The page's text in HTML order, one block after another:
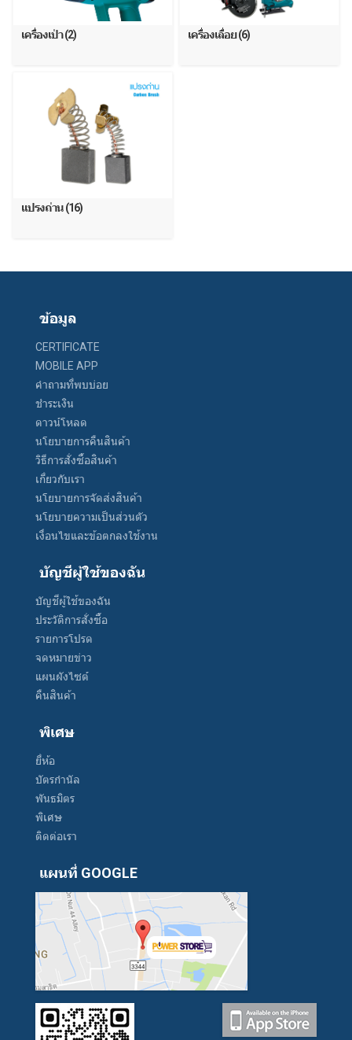
เครื่องเป่า (2) เครื่องเลื่อย (6)
แปรงถ่าน (16)
ข้อมูล
CERTIFICATE
MOBILE APP
คำถามที่พบบ่อย
ชำระเงิน
ดาวน์โหลด
นโยบายการคืนสินค้า
วิธีการสั่งซื้อสินค้า
เกี่ยวกับเรา
นโยบายการจัดส่งสินค้า
นโยบายความเป็นส่วนตัว
เงื่อนไขและข้อตกลงใช้งาน
บัญชีผู้ใช้ของฉัน
บัญชีผู้ใช้ของฉัน
ประวัติการสั่งซื้อ
รายการโปรด
จดหมายข่าว
แผนผังไซต์
คืนสินค้า
พิเศษ
ยี่ห้อ
บัตรกำนัล
พันธมิตร
พิเศษ
ติดต่อเรา
แผนที่ GOOGLE